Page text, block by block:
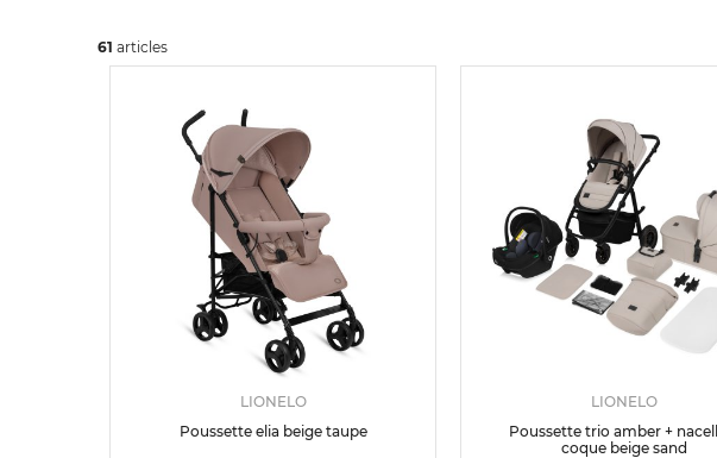
61 articles
LIONELO
Poussette elia beige taupe
LIONELO
Poussette trio amber +
coque beige sand